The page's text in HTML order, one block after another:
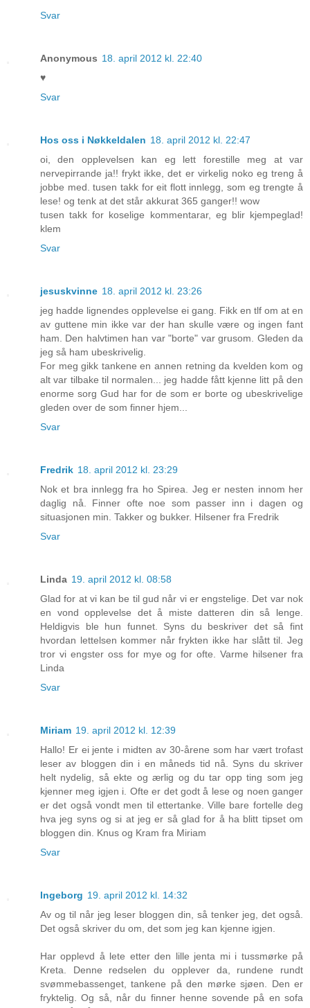
Svar
Anonymous 18. april 2012 kl. 22:40
♥
Svar
Hos oss i Nøkkeldalen 18. april 2012 kl. 22:47
oi, den opplevelsen kan eg lett forestille meg at var
nervepirrande ja!! frykt ikke, det er virkelig noko eg treng å
jobbe med. tusen takk for eit flott innlegg, som eg trengte å
lese! og tenk at det står akkurat 365 ganger!! wow
tusen takk for koselige kommentarar, eg blir kjempeglad!
klem
Svar
jesuskvinne 18. april 2012 kl. 23:26
jeg hadde lignendes opplevelse ei gang. Fikk en tlf om at en
av guttene min ikke var der han skulle være og ingen fant
ham. Den halvtimen han var "borte" var grusom. Gleden da
jeg så ham ubeskrivelig.
For meg gikk tankene en annen retning da kvelden kom og
alt var tilbake til normalen... jeg hadde fått kjenne litt på den
enorme sorg Gud har for de som er borte og ubeskrivelige
gleden over de som finner hjem...
Svar
Fredrik 18. april 2012 kl. 23:29
Nok et bra innlegg fra ho Spirea. Jeg er nesten innom her
daglig nå. Finner ofte noe som passer inn i dagen og
situasjonen min. Takker og bukker. Hilsener fra Fredrik
Svar
Linda 19. april 2012 kl. 08:58
Glad for at vi kan be til gud når vi er engstelige. Det var nok
en vond opplevelse det å miste datteren din så lenge.
Heldigvis ble hun funnet. Syns du beskriver det så fint
hvordan lettelsen kommer når frykten ikke har slått til. Jeg
tror vi engster oss for mye og for ofte. Varme hilsener fra
Linda
Svar
Miriam 19. april 2012 kl. 12:39
Hallo! Er ei jente i midten av 30-årene som har vært trofast
leser av bloggen din i en måneds tid nå. Syns du skriver
helt nydelig, så ekte og ærlig og du tar opp ting som jeg
kjenner meg igjen i. Ofte er det godt å lese og noen ganger
er det også vondt men til ettertanke. Ville bare fortelle deg
hva jeg syns og si at jeg er så glad for å ha blitt tipset om
bloggen din. Knus og Kram fra Miriam
Svar
Ingeborg 19. april 2012 kl. 14:32
Av og til når jeg leser bloggen din, så tenker jeg, det også.
Det også skriver du om, det som jeg kan kjenne igjen.
Har opplevd å lete etter den lille jenta mi i tussmørke på
Kreta. Denne redselen du opplever da, rundene rundt
svømmebassenget, tankene på den mørke sjøen. Den er
fryktelig. Og så, når du finner henne sovende på en sofa